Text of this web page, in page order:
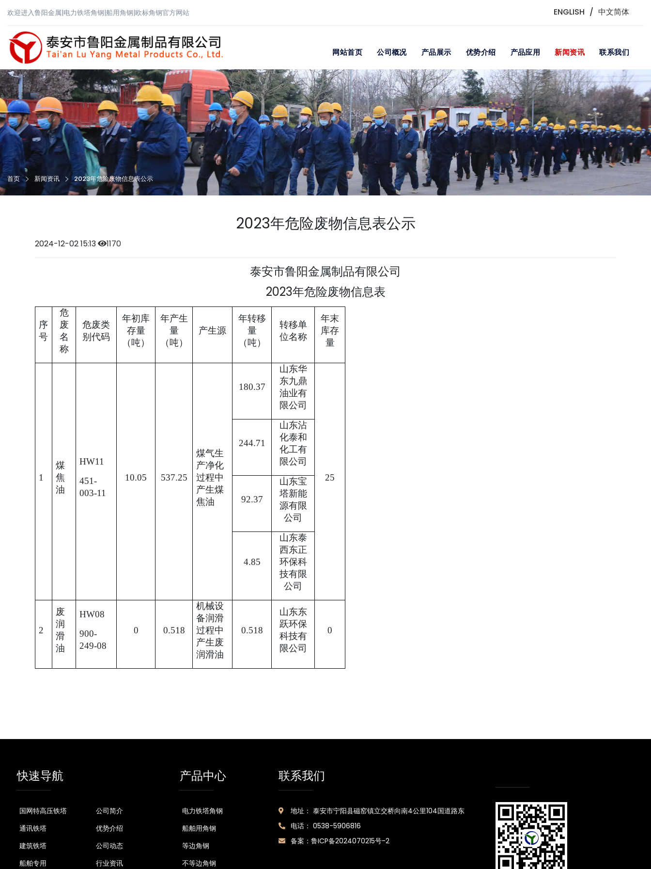
欢迎进入鲁阳金属|电力铁塔角钢|船用角钢|欧标角钢官方网站 ENGLISH / 中文简体
网站首页 公司概况 产品展示 优势介绍 产品应用 新闻资讯 联系我们
首页 新闻资讯 2023年危险废物信息表公示
2023年危险废物信息表公示
2024-12-02 15:13 1170
泰安市鲁阳金属制品有限公司
2023年危险废物信息表
序
号
危
废
名
称
危废类
别代码
年初库
存量
（吨）
年产生
量
（吨）
产生源
年转移
量
（吨）
转移单
位名称
年末
库存
量
1
煤
焦
油
HW11
451-
003-11
10.05 537.25
煤气生
产净化
过程中
产生煤
焦油
180.37
山东华
东九鼎
油业有
限公司
25
244.71
山东沾
化泰和
化工有
限公司
92.37
山东宝
塔新能
源有限
公司
4.85
山东泰
西东正
环保科
技有限
公司
2
废
润
滑
油
HW08
900-
249-08
0 0.518
机械设
备润滑
过程中
产生废
润滑油
0.518
山东东
跃环保
科技有
限公司
0
快速导航
国网特高压铁塔
通讯铁塔
建筑铁塔
船舶专用
公司简介
优势介绍
公司动态
行业资讯
产品中心
电力铁塔角钢
船舶用角钢
等边角钢
不等边角钢
联系我们
地址： 泰安市宁阳县磁窑镇立交桥向南4公里104国道路东
电话： 0538-5906816
备案： 鲁ICP备2024070215号-2